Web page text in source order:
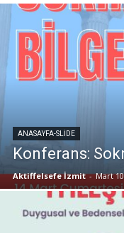
ANASAYFA-SLIDE
Konferans:
Aktiffelsefe İzmit - Mart